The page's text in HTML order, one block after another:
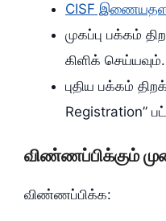
CISF
முகப்பு பக்கம்
கிளிக் செய்யவும்.
புதிய பக்கம்
Registration”
விண்ணப்பிக்கும்
விண்ணப்பிக்க: